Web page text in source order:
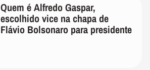
Quem é Alfredo Gaspar,
escolhido vice na chapa de
Flávio Bolsonaro para presidente